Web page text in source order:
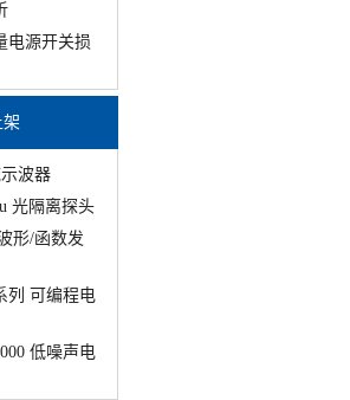
电源开关损
波器
光隔离探头
形/函数发
列 可编程电
低噪声电